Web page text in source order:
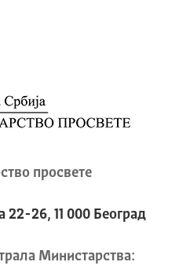
просвете
26, 11 000 Београд
Mинистарства: